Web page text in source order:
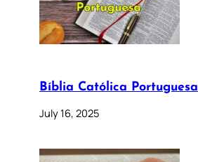
Bíblia Católica Portuguesa
July 16, 2025